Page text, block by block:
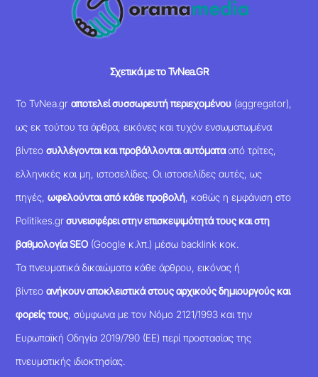
Σχετικά με το TvNea.GR
Το TvNea.grαποτελεί συσσωρευτή περιεχομένου (aggregator),
ως εκ τούτου τα άρθρα, εικόνες και τυχόν ενσωματωμένα
βίντεοσυλλέγονται και προβάλλονται αυτόματααπό τρίτες,
ελληνικές και μη, ιστοσελίδες. Οι ιστοσελίδες αυτές, ως
πηγές,ωφελούνται από κάθε προβολή , καθώς η εμφάνιση στο
Politikes.grσυνεισφέρει στην επισκεψιμότητά τους και στη
βαθμολογία SEO (Google κ.λπ.) μέσω backlink κοκ.
Τα πνευματικά δικαιώματα κάθε άρθρου, εικόνας ή
βίντεοανήκουν αποκλειστικά στους αρχικούς δημιουργούς και
φορείς τους , σύμφωνα με τον Νόμο 2121/1993 και την
Ευρωπαϊκή Οδηγία 2019/790 (ΕΕ) περί προστασίας της
πνευματικής ιδιοκτησίας.